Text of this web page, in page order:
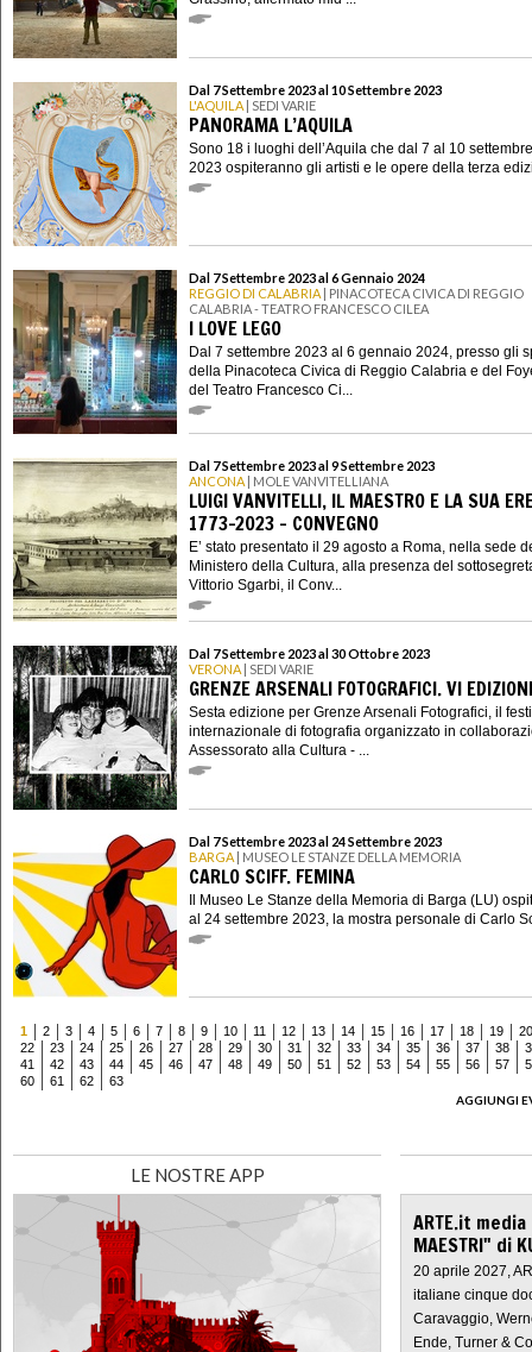
Dal 7 Settembre 2023 al 10 Settembre 2023
L'AQUILA | SEDI VARIE
PANORAMA L’AQUILA
Sono 18 i luoghi dell’Aquila che dal 7 al 10 settembre
2023 ospiteranno gli artisti e le opere della terza
Dal 7 Settembre 2023 al 6 Gennaio 2024
REGGIO DI CALABRIA | PINACOTECA CIVICA DI REGGIO
CALABRIA - TEATRO FRANCESCO CILEA
I LOVE LEGO
Dal 7 settembre 2023 al 6 gennaio 2024, presso gli
della Pinacoteca Civica di Reggio Calabria e del
del Teatro Francesco Ci...
Dal 7 Settembre 2023 al 9 Settembre 2023
ANCONA | MOLE VANVITELLIANA
LUIGI VANVITELLI, IL MAESTRO E LA SUA
1773-2023 - CONVEGNO
E’ stato presentato il 29 agosto a Roma, nella sede
Ministero della Cultura, alla presenza del
Vittorio Sgarbi, il Conv...
Dal 7 Settembre 2023 al 30 Ottobre 2023
VERONA | SEDI VARIE
GRENZE ARSENALI FOTOGRAFICI. VI
Sesta edizione per Grenze Arsenali Fotografici, il
internazionale di fotografia organizzato in
Assessorato alla Cultura - ...
Dal 7 Settembre 2023 al 24 Settembre 2023
BARGA | MUSEO LE STANZE DELLA MEMORIA
CARLO SCIFF. FEMINA
Il Museo Le Stanze della Memoria di Barga (LU)
al 24 settembre 2023, la mostra personale di Carlo
1 2 3 4 5 6 7 8 9 10 11 12 13 14 15 16 17 18 19
20
22
23 24 25 26 27 28 29 30 31 32 33 34 35 36 37 38
41
42 43 44 45 46 47 48 49 50 51 52 53 54 55 56 57
60
61 62
63
AGGIUNGI
LE NOSTRE APP
ARTE.it
MAESTRI" di
20 aprile 2027,
italiane cinque
Caravaggio,
Ende, Turner &